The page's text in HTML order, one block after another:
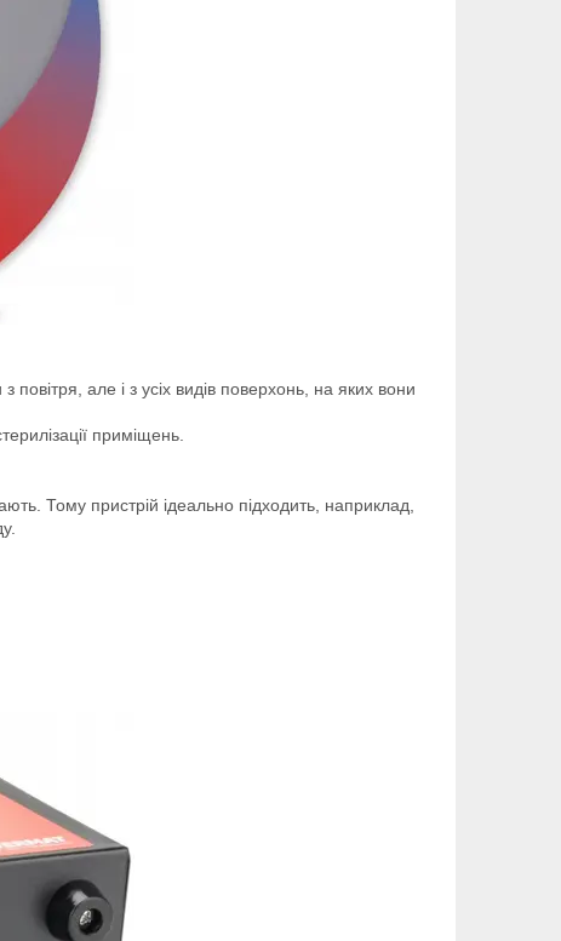
але і з усіх видів поверхонь, на яких вони
приміщень.
Тому пристрій ідеально підходить, наприклад,